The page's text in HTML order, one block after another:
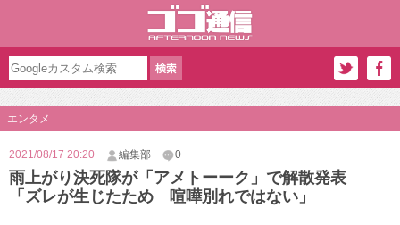
エンタメ
2021/08/17 20:20 編集部 0
雨上がり決死隊が「アメトーーク」で解散発表
「ズレが生じたため 喧嘩別れではない」